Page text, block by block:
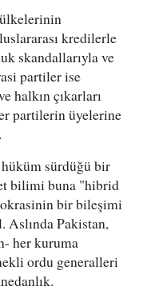
kredilerle
skandallarıyla ve
partiler ise
halkın çıkarları
partilerin üyelerine
sürdüğü bir
bilimi buna "hibrid
bir bileşimi
Aslında Pakistan,
her kuruma
ordu generalleri